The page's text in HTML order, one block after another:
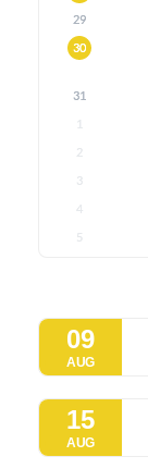
29
30
31
1
2
3
4
5
09
AUG
15
AUG